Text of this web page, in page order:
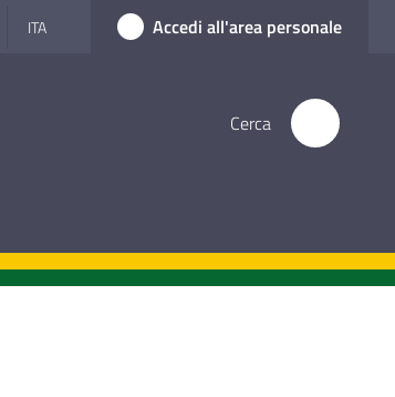
ITA Accedi all'area personale
Cerca